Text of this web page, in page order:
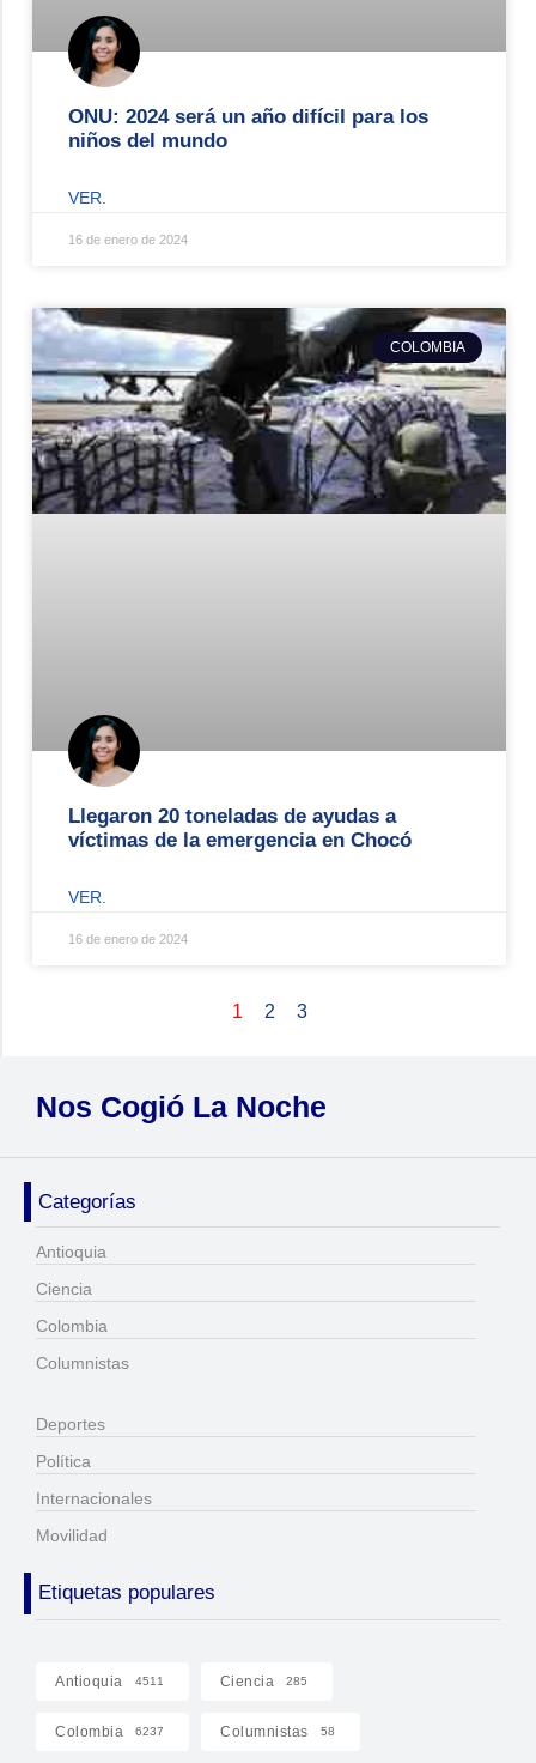
ONU: 2024 será un año difícil para los
niños del mundo
VER.
16 de enero de 2024
COLOMBIA
Llegaron 20 toneladas de ayudas a
víctimas de la emergencia en Chocó
VER.
16 de enero de 2024
1 2 3
Nos Cogió La Noche
Categorías
Antioquia
Ciencia
Colombia
Columnistas
Deportes
Política
Internacionales
Movilidad
Etiquetas populares
Antioquia 4511 Ciencia 285
Colombia 6237 Columnistas 58